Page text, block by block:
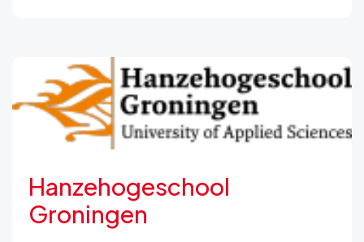
Hanzehogeschool
Groningen